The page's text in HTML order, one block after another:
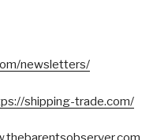
newsletters/
shipping-trade.com/